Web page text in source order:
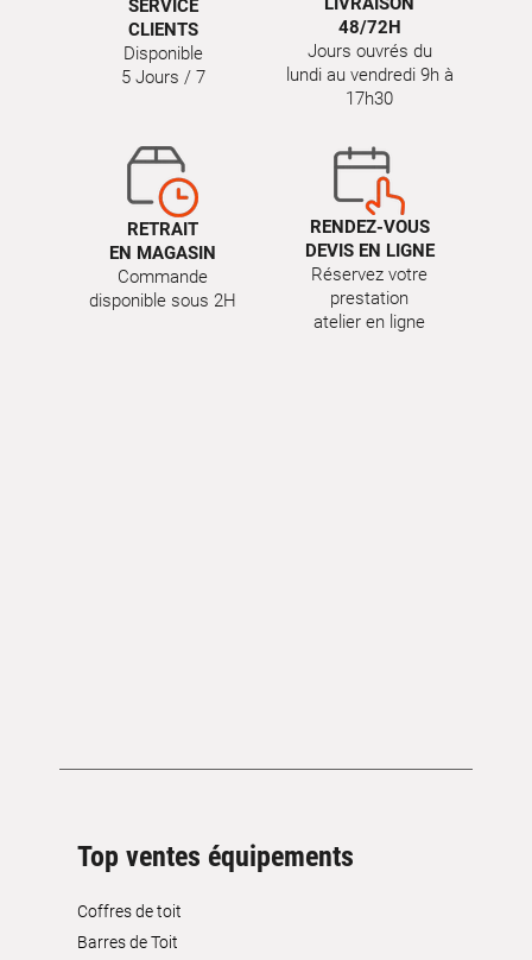
SERVICE
CLIENTS
Disponible
5 Jours / 7
48/72H
Jours ouvrés du
lundi au vendredi 9h à
17h30
RETRAIT
EN MAGASIN
Commande
disponible sous 2H
RENDEZ-VOUS
DEVIS EN LIGNE
Réservez votre
prestation
atelier en ligne
Top ventes équipements
Coffres de toit
Barres de Toit